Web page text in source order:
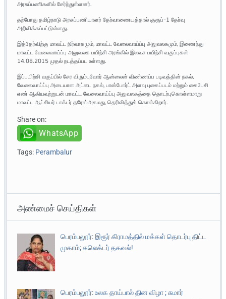
அரசுப்பணிகளில் சேர்ந்துள்ளனர்.
தற்போது தமிழ்நாடு அரசுப்பணியாளர் தேர்வாணையத்தால் குரூப்-1 தேர்வு
அறிவிக்கப்பட்டுள்ளது.
இத்தேர்விற்கு மாவட்ட நிர்வாகமும், மாவட்ட வேலைவாய்ப்பு அலுவலகமும், இணைந்து
மாவட்ட வேலைவாய்ப்பு அலுவலக பயிற்சி அரங்கில் இலவச பயிற்சி வகுப்புகள்
14.08.2015 முதல் நடத்தப்பட உள்ளது.
இப்பயிற்சி வகுப்பில் சேர விரும்புவோர் ஆன்லைன் விண்ணப்ப படிவத்தின் நகல்,
வேலைவாய்ப்பு அடையாள அட்டை நகல், பாஸ்போர்ட் அளவு புகைப்படம் மற்றும் கைபேசி
எண் ஆகியவற்றுடன் மாவட்ட வேலைவாய்ப்பு அலுவலகத்தை தொடர்புகொள்ளமாறு
மாவட்ட ஆட்சியர் டாக்டர் தரேஸ்அகமது, தெரிவித்துக் கொள்கிறார்.
Share on:
WhatsApp
Tags: Perambalur
அண்மைச் செய்திகள்
பெரம்பலூர்: இரூர் கிராமத்தில் மக்கள் தொடர்பு திட்ட
முகாம்; கலெக்டர் தகவல்!
பெரம்பலூர்: உலக தாய்பால் தின விழா ; சுமார்